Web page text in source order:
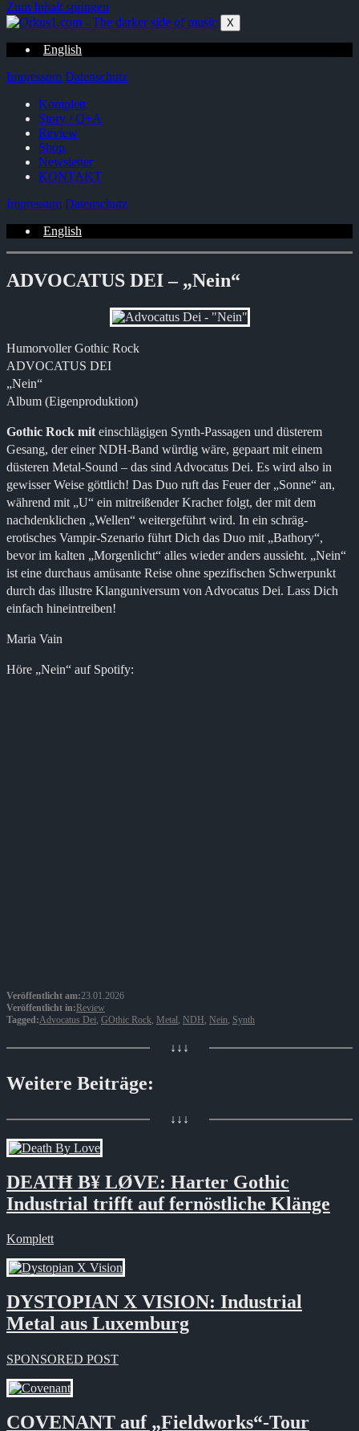
Zum Inhalt springen
X
English
Impressum Datenschutz
Komplett
Story / Q+A
Review
Shop
Newsletter
KONTAKT
Impressum Datenschutz
English
ADVOCATUS DEI – „Nein“
Humorvoller Gothic Rock
ADVOCATUS DEI
„Nein“
Album (Eigenproduktion)
Gothic Rock mit einschlägigen Synth-Passagen und düsterem
Gesang, der einer NDH-Band würdig wäre, gepaart mit einem
düsteren Metal-Sound – das sind Advocatus Dei. Es wird also in
gewisser Weise göttlich! Das Duo ruft das Feuer der „Sonne“ an,
während mit „U“ ein mitreißender Kracher folgt, der mit dem
nachdenklichen „Wellen“ weitergeführt wird. In ein schräg-
erotisches Vampir-Szenario führt Dich das Duo mit „Bathory“,
bevor im kalten „Morgenlicht“ alles wieder anders aussieht. „Nein“
ist eine durchaus amüsante Reise ohne spezifischen Schwerpunkt
durch das illustre Klanguniversum von Advocatus Dei. Lass Dich
einfach hineintreiben!
Maria Vain
Höre „Nein“ auf Spotify:
Veröffentlicht am:23.01.2026
Veröffentlicht in:Review
Tagged:Advocatus Dei, GOthic Rock, Metal, NDH, Nein, Synth
↓↓↓
Weitere Beiträge:
↓↓↓
DEATĦ B¥ LØVE: Harter Gothic
Industrial trifft auf fernöstliche Klänge
Komplett
DYSTOPIAN X VISION: Industrial
Metal aus Luxemburg
SPONSORED POST
COVENANT auf „Fieldworks“-Tour